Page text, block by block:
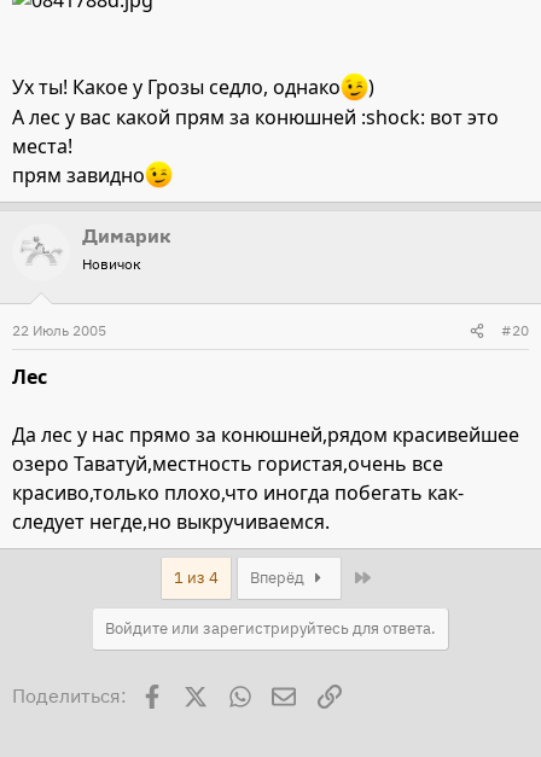
Ух ты! Какое у Грозы седло, однако
)
А лес у вас какой прям за конюшней :shock: вот это
места!
прям завидно
Димарик
Новичок
22 Июль 2005 #20
Лес
Да лес у нас прямо за конюшней,рядом красивейшее
озеро Таватуй,местность гористая,очень все
красиво,только плохо,что иногда побегать как-
следует негде,но выкручиваемся.
1 из 4 Вперёд
Войдите или зарегистрируйтесь для ответа.
Поделиться: Facebook WhatsAppЭлектронная почта
Ссылка